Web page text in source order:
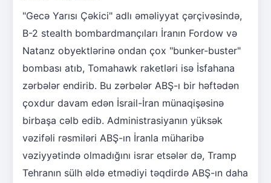
"Gecə Yarısı Çəkici" adlı əməliyyat çərçivəsində,
B-2 stealth bombardmançıları İranın Fordow və
Natanz obyektlərinə ondan çox "bunker-buster"
bombası atıb, Tomahawk raketləri isə İsfahana
zərbələr endirib. Bu zərbələr ABŞ-ı bir həftədən
çoxdur davam edən İsrail-İran münaqişəsinə
birbaşa cəlb edib. Administrasiyanın yüksək
vəzifəli rəsmiləri ABŞ-ın İranla müharibə
vəziyyətində olmadığını israr etsələr də, Tramp
Tehranın sülh əldə etmədiyi təqdirdə ABŞ-ın daha